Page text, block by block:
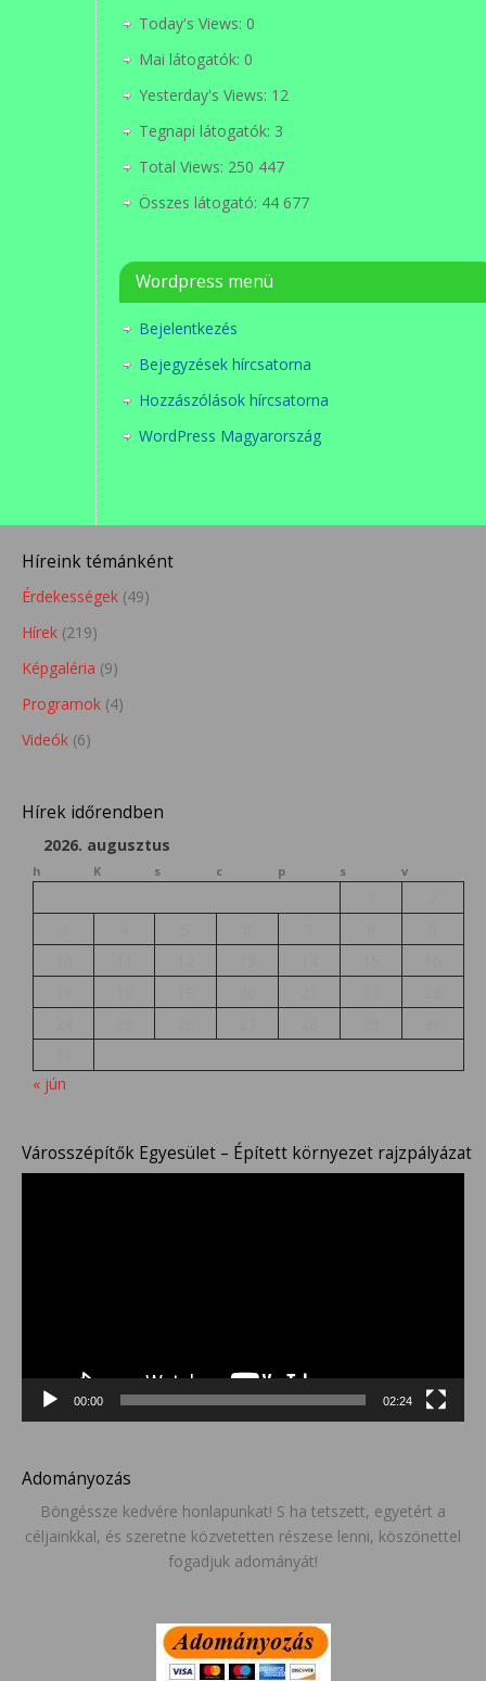
Today's Views: 0
Mai látogatók: 0
Yesterday's Views: 12
Tegnapi látogatók: 3
Total Views: 250 447
Összes látogató: 44 677
Wordpress menü
Bejelentkezés
Bejegyzések hírcsatorna
Hozzászólások hírcsatorna
WordPress Magyarország
Híreink témánként
Érdekességek (49)
Hírek (219)
Képgaléria (9)
Programok (4)
Videók (6)
Hírek időrendben
2026. augusztus
h K s c p s v
« jún
Városszépítők Egyesület – Épített környezet rajzpályázat
00:00 02:24
Adományozás
Böngéssze kedvére honlapunkat! S ha tetszett, egyetért a
céljainkkal, és szeretne közvetetten részese lenni, köszönettel
fogadjuk adományát!